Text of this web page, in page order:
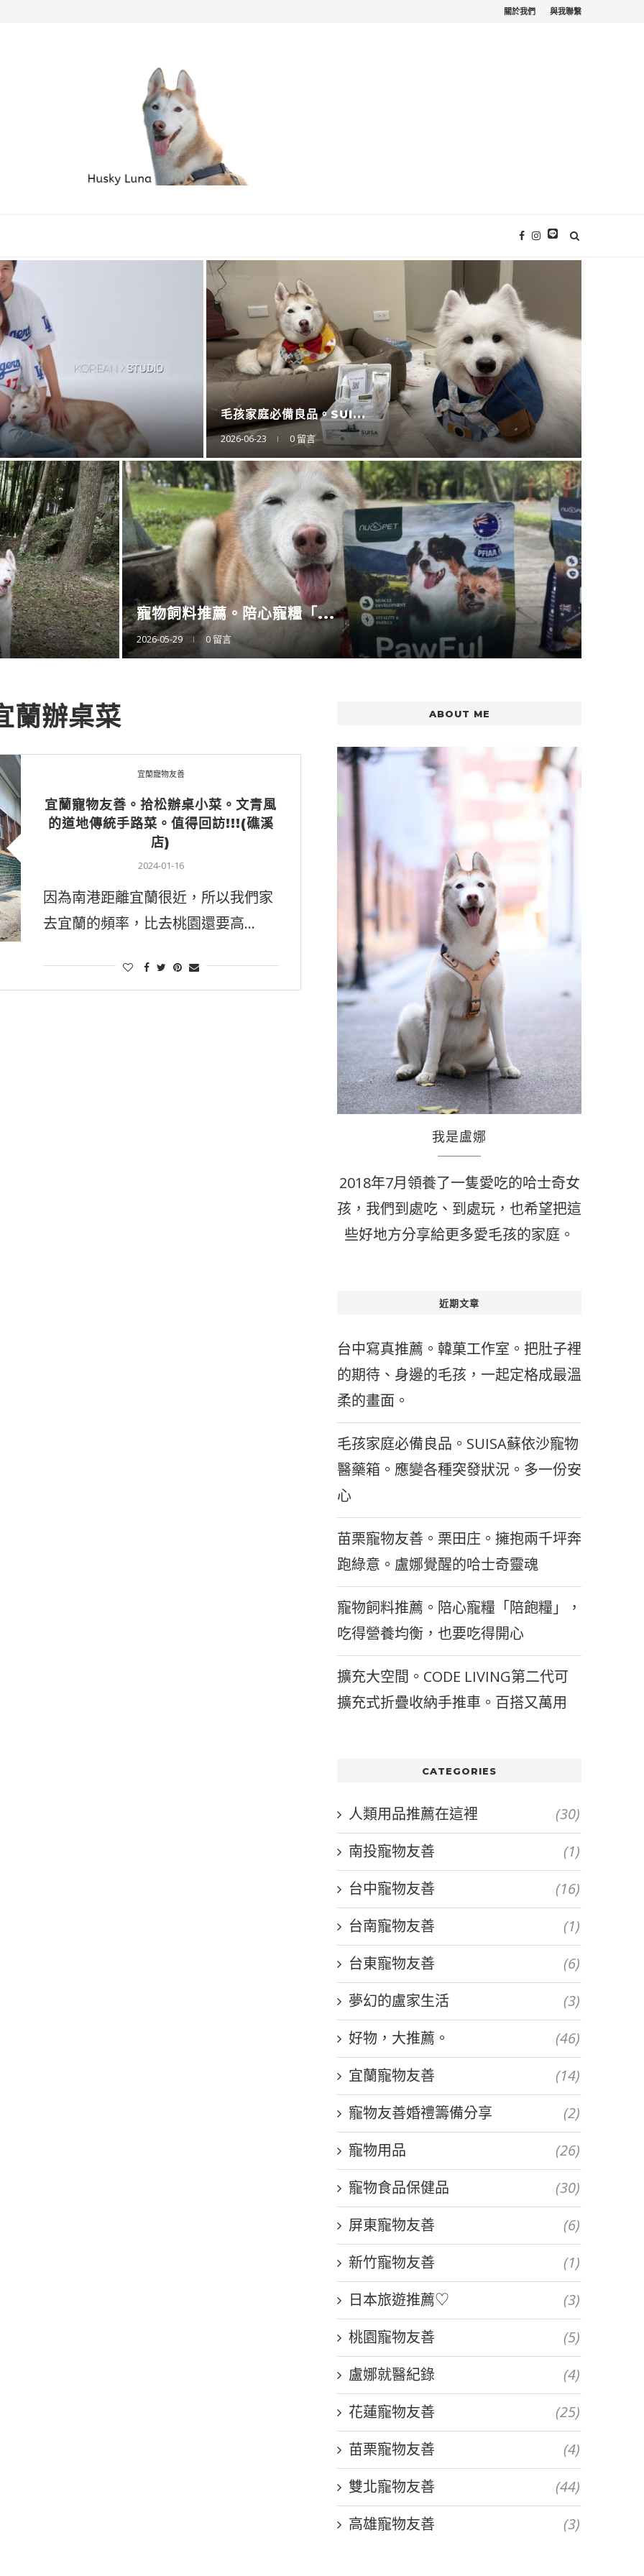
苗栗寵物友善。栗...
關於我們 與我聯繫
L... 防蚊液的第一品牌。叮寧也...
2025-11-15 0 留言
衛浴還是讓專業的來。CA...
2025-11-10
蘭辦桌菜
宜蘭寵物友善
宜蘭寵物友善。拾松辦桌小菜。文青風
的道地傳統手路菜。值得回訪!!!(礁溪
店)
2024-01-16
因為南港距離宜蘭很近，所以我們家
去宜蘭的頻率，比去桃園還要高…
ABOUT ME
我是盧娜
2018年7月領養了一隻愛吃的哈士奇女
孩，我們到處吃、到處玩，也希望把這
些好地方分享給更多愛毛孩的家庭。
近期文章
台中寫真推薦。韓菓工作室。把肚子裡
的期待、身邊的毛孩，一起定格成最溫
柔的畫面。
毛孩家庭必備良品。SUISA蘇依沙寵物
醫藥箱。應變各種突發狀況。多一份安
心
苗栗寵物友善。栗田庄。擁抱兩千坪奔
跑綠意。盧娜覺醒的哈士奇靈魂
寵物飼料推薦。陪心寵糧「陪飽糧」，
吃得營養均衡，也要吃得開心
擴充大空間。CODE LIVING第二代可
擴充式折疊收納手推車。百搭又萬用
CATEGORIES
人類用品推薦在這裡
(30)
南投寵物友善
(1)
台中寵物友善
(16)
台南寵物友善
(1)
台東寵物友善
(6)
夢幻的盧家生活
(3)
好物，大推薦。
(46)
宜蘭寵物友善
(14)
寵物友善婚禮籌備分享
(2)
寵物用品
(26)
寵物食品保健品
(30)
屏東寵物友善
(6)
新竹寵物友善
(1)
日本旅遊推薦♡
(3)
桃園寵物友善
(5)
盧娜就醫紀錄
(4)
花蓮寵物友善
(25)
苗栗寵物友善
(4)
雙北寵物友善
(44)
高雄寵物友善
(3)